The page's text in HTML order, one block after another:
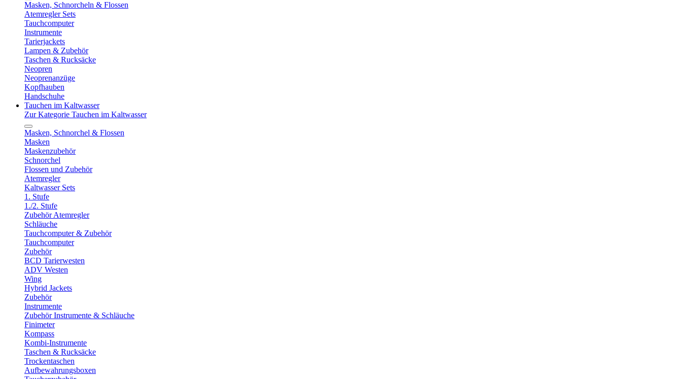
Masken, Schnorcheln & Flossen
Atemregler Sets
Tauchcomputer
Instrumente
Tarierjackets
Lampen & Zubehör
Taschen & Rucksäcke
Neopren
Neoprenanzüge
Kopfhauben
Handschuhe
Tauchen im Kaltwasser
Zur Kategorie Tauchen im Kaltwasser
Masken, Schnorchel & Flossen
Masken
Maskenzubehör
Schnorchel
Flossen und Zubehör
Atemregler
Kaltwasser Sets
1. Stufe
1./2. Stufe
Zubehör Atemregler
Schläuche
Tauchcomputer & Zubehör
Tauchcomputer
Zubehör
BCD Tarierwesten
ADV Westen
Wing
Hybrid Jackets
Zubehör
Instrumente
Zubehör Instrumente & Schläuche
Finimeter
Kompass
Kombi-Instrumente
Taschen & Rucksäcke
Trockentaschen
Aufbewahrungsboxen